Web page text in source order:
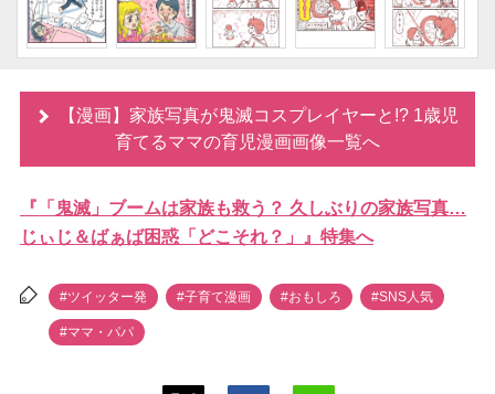
【漫画】家族写真が鬼滅コスプレイヤーと!? 1歳児
育てるママの育児漫画画像一覧へ
『「鬼滅」ブームは家族も救う？ 久しぶりの家族写真…
じぃじ＆ばぁば困惑「どこそれ？」』特集へ
#ツイッター発 #子育て漫画 #おもしろ #SNS人気
#ママ・パパ